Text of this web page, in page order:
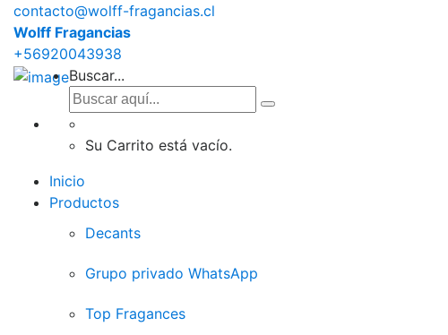
contacto@wolff-fragancias.cl
Wolff Fragancias
+56920043938
Buscar...
Su Carrito está vacío.
Inicio
Productos
Decants
Grupo privado WhatsApp
Top Fragances